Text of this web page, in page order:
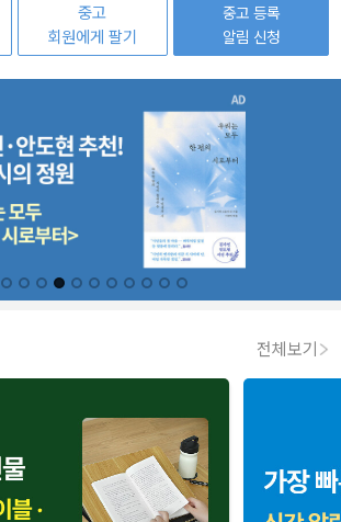
중고
회원에게 팔기
중고 등록
알림 신청
전체보기